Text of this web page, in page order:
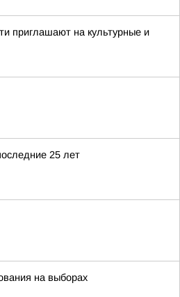
приглашают на культурные и
25 лет
на выборах